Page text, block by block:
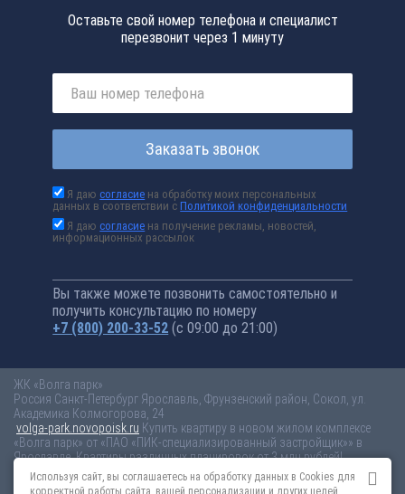
Оставьте свой номер телефона и специалист
перезвонит через 1 минуту
Заказать звонок
Я даюсогласие на обработку моих персональных
данных в соответствии сПолитикой конфиденциальности
Я даюсогласие на получение рекламы, новостей,
информационных рассылок
Вы также можете позвонить самостоятельно и
получить консультацию по номеру
+7 (800) 200-33-52 (с 09:00 до 21:00)
ЖК «Волга парк»
Россия Санкт-Петербург Ярославль, Фрунзенский район, Сокол, ул.
Академика Колмогорова, 24
volga-park.novopoisk.ru Купить квартиру в новом жилом комплексе
«Волга парк» от «ПАО «ПИК-специализированный застройщик»» в
Ярославле. Квартиры различных планировок от 3 млн рублей!
Новостройки Санкт-ПетербургаНовостройки Москвы
Используя сайт, вы соглашаетесь на обработку данных в Cookies для
корректной работы сайта, вашей персонализации и других целей,